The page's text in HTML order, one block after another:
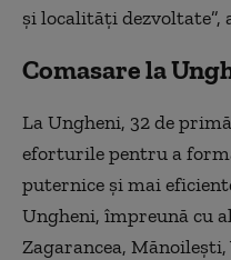
şi localităţi
Comasare la
La Ungheni, 32 de
eforturile pentru a
puternice şi mai
Ungheni, împreună cu
Zagarancea,